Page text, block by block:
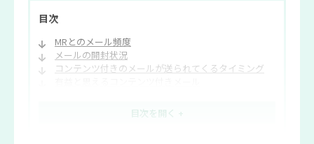
目次
MRとのメール頻度
メールの開封状況
コンテンツ付きのメールが送られてくるタイミング